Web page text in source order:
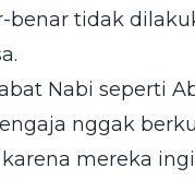
tidak
Nabi seperti
nggak
mereka